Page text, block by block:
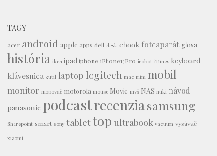
TAGY
acer android apple apps dell desk ebook fotoaparát glosa
história ikea ipad iphone iPhone13Pro irobot iTunes keyboard
klávesnica kutil laptop logitech mac mini mobil
monitor mopovač motorola mouse Movie myš NAS nuki návod
panasonic podcastrecenziasamsung
Sharepoint smart sony tablettop ultrabook vacuum vysávač
xiaomi